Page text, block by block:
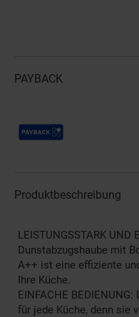
PAYBACK
Payback Punkte
Produktbeschreibung
LEISTUNGSSTARK UND
Dunstabzugshaube mit
A++ ist eine effiziente
Ihre Küche.
EINFACHE
für jede Küche, denn sie